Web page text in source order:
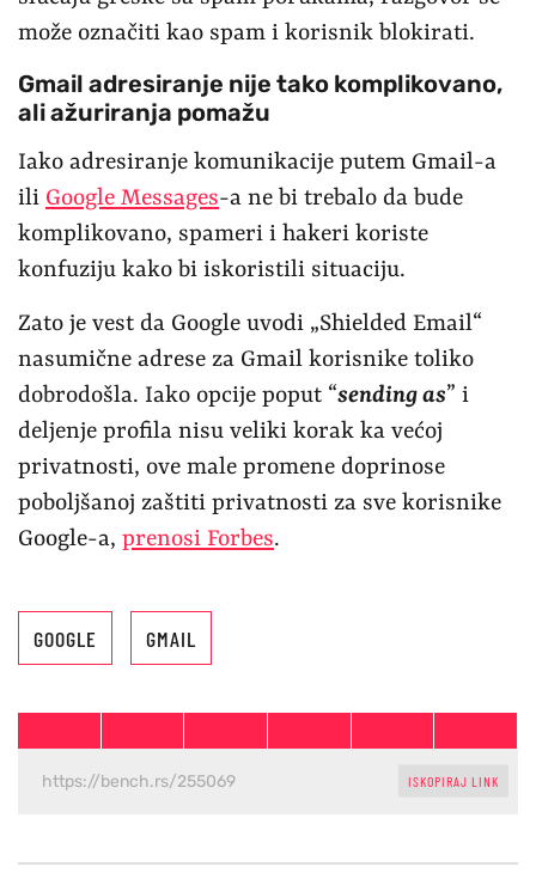
može označiti kao spam i korisnik blokirati.
Gmail adresiranje nije tako komplikovano,
ali ažuriranja pomažu
Iako adresiranje komunikacije putem Gmail-a
ili Google Messages-a ne bi trebalo da bude
komplikovano, spameri i hakeri koriste
konfuziju kako bi iskoristili situaciju.
Zato je vest da Google uvodi „Shielded Email“
nasumične adrese za Gmail korisnike toliko
dobrodošla. Iako opcije poput “sending as” i
deljenje profila nisu veliki korak ka većoj
privatnosti, ove male promene doprinose
poboljšanoj zaštiti privatnosti za sve korisnike
Google-a, prenosi Forbes.
GOOGLE GMAIL
ISKOPIRAJ LINK